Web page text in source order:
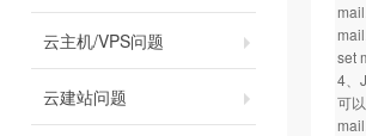
云主机/VPS问题
云建站问题
set
4、
可以